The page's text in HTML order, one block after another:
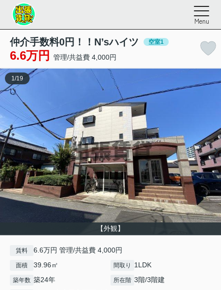
Menu
仲介手数料0円！！N’sハイツ 空室1
6.6万円 管理/共益費 4,000円
【外観】
1 /19
賃料 6.6万円 管理/共益費 4,000円
面積 39.96㎡ 間取り 1LDK
築年数 築24年 所在階 3階/3階建